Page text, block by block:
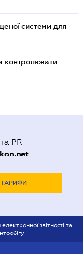
системи для
контролювати
PR
ТАРИФИ
електронної звітності та